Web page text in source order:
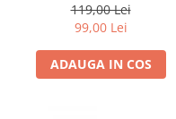
119,00 Lei
99,00 Lei
ADAUGA IN COS